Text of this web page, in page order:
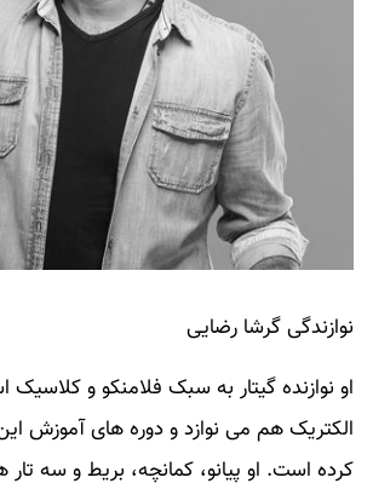
نوازندگی گرشا رضایی
او نوازنده گیتار به سبک فلامنکو و کلاسیک
الکتریک هم می نوازد و دوره های آموزش این
کرده است. او پیانو، کمانچه، بریط و سه تار